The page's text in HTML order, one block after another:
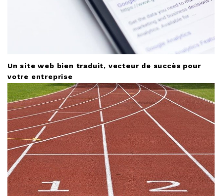
Un site web bien traduit, vecteur de succès pour
votre entreprise